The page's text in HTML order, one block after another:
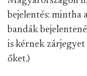
bejelentés: mintha
bandák
is kérnek zárjegyet
őket.)